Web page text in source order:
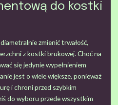
do kostki
zmienić trwałość,
z kostki brukowej. Choć na
się jedynie wypełnieniem
jest o wiele większe, ponieważ
i chroni przed szybkim
do wyboru przede wszystkim